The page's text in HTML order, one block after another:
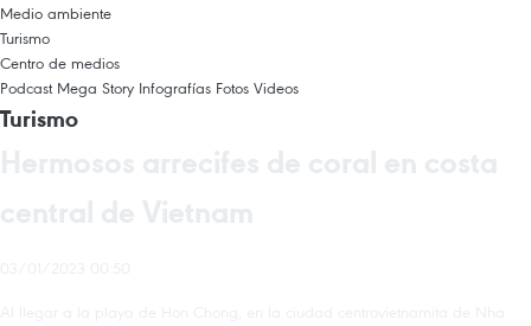
Medio ambiente
Turismo
Centro de medios
Podcast Mega Story Infografías Fotos Videos
Turismo